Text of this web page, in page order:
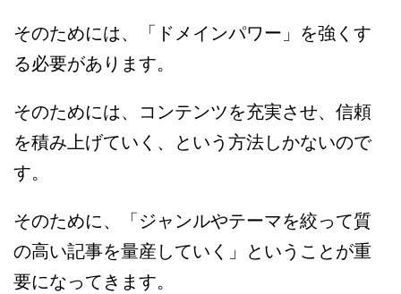
そのためには、「ドメインパワー」を強くす
る必要があります。
そのためには、コンテンツを充実させ、信頼
を積み上げていく、という方法しかないので
す。
そのために、「ジャンルやテーマを絞って質
の高い記事を量産していく」ということが重
要になってきます。